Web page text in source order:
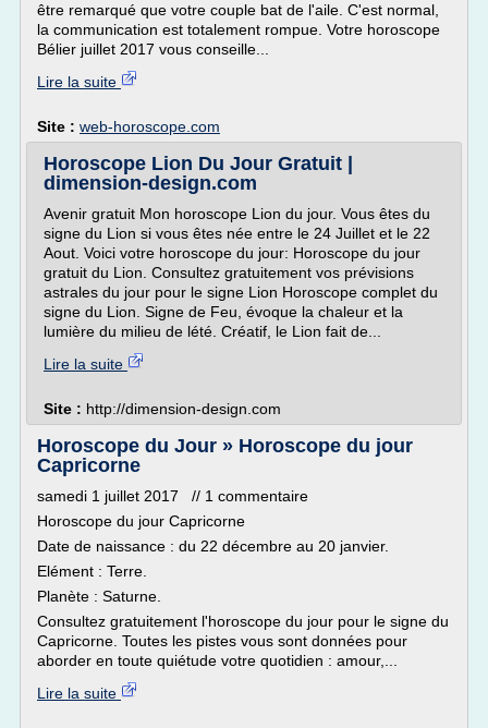
être remarqué que votre couple bat de l'aile. C'est normal,
la communication est totalement rompue. Votre horoscope
Bélier juillet 2017 vous conseille...
Lire la suite
Site : web-horoscope.com
Horoscope Lion Du Jour Gratuit |
dimension-design.com
Avenir gratuit Mon horoscope Lion du jour. Vous êtes du
signe du Lion si vous êtes née entre le 24 Juillet et le 22
Aout. Voici votre horoscope du jour: Horoscope du jour
gratuit du Lion. Consultez gratuitement vos prévisions
astrales du jour pour le signe Lion Horoscope complet du
signe du Lion. Signe de Feu, évoque la chaleur et la
lumière du milieu de lété. Créatif, le Lion fait de...
Lire la suite
Site : http://dimension-design.com
Horoscope du Jour » Horoscope du jour
Capricorne
samedi 1 juillet 2017 // 1 commentaire
Horoscope du jour Capricorne
Date de naissance : du 22 décembre au 20 janvier.
Elément : Terre.
Planète : Saturne.
Consultez gratuitement l'horoscope du jour pour le signe du
Capricorne. Toutes les pistes vous sont données pour
aborder en toute quiétude votre quotidien : amour,...
Lire la suite